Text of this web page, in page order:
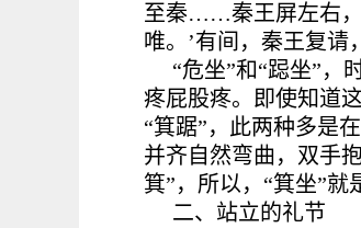
至秦……秦王屏左右，
唯。’有间，秦王复请
“危坐”和“跽坐”，
疼屁股疼。即使知道
“箕踞”，此两种多是
并齐自然弯曲，双手
箕”，所以，“箕坐”就
二、站立的礼节